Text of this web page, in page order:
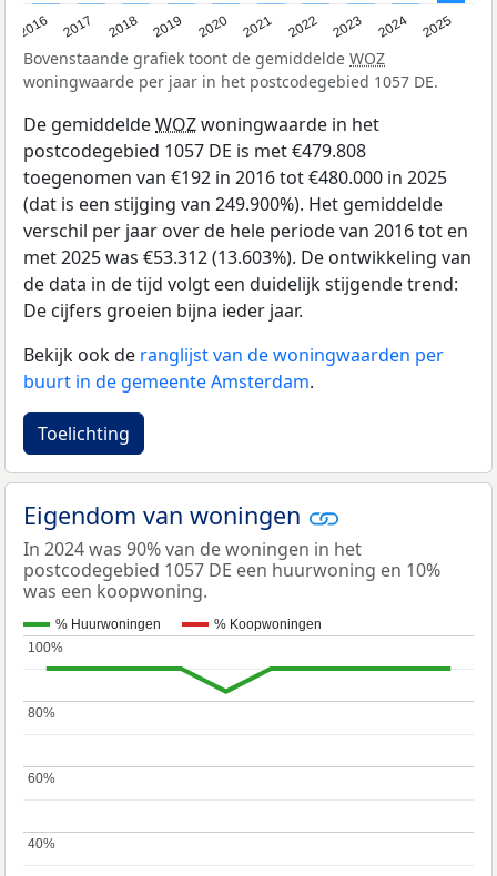
2016 2017 2018 2019 2020 2021 2022 2023 2024 2025
Bovenstaande grafiek toont de gemiddelde WOZ
woningwaarde per jaar in het postcodegebied 1057 DE.
De gemiddeldeWOZwoningwaarde in het
postcodegebied 1057 DE is met €479.808
toegenomen van €192 in 2016 tot €480.000 in 2025
(dat is een stijging van 249.900%). Het gemiddelde
verschil per jaar over de hele periode van 2016 tot en
met 2025 was €53.312 (13.603%). De ontwikkeling van
de data in de tijd volgt een duidelijk stijgende trend:
De cijfers groeien bijna ieder jaar.
Bekijk ook de ranglijst van de woningwaarden per
buurt in de gemeente Amsterdam.
Toelichting
Eigendom van woningen
In 2024 was 90% van de woningen in het
postcodegebied 1057 DE een huurwoning en 10%
was een koopwoning.
% Huurwoningen % Koopwoningen
40%
40%
60%
60%
80%
80%
100%
100%